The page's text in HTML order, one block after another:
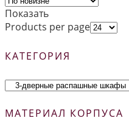
Показать
Products per page
КАТЕГОРИЯ
МАТЕРИАЛ КОРПУСА